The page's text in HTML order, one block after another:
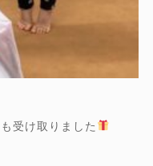
受け取りました